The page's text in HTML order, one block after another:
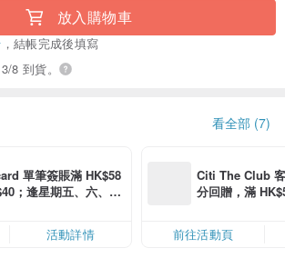
放入購物車
，結帳完成後填寫
8 到貨。
看全部 (7)
單筆簽賬滿 HK$58
；逢星期五、六、日
活動詳情
Citi The Club
分回贈，滿
前往活動頁